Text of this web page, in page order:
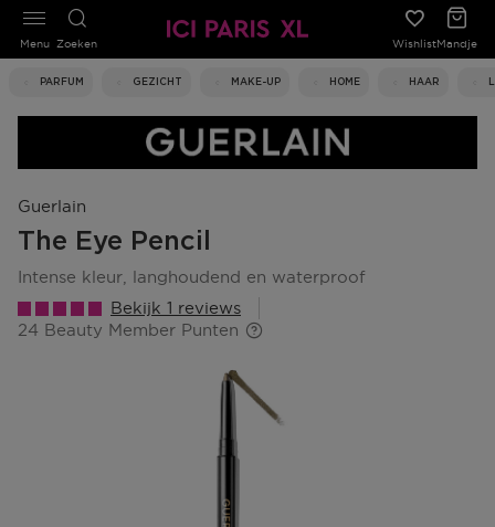
Zoeken WishlistMandje
PARFUM GEZICHT MAKE-UP HOME HAAR
Menu
Guerlain
The Eye Pencil
intense kleur, langhoudend en waterproof
Bekijk 1 reviews
24 Beauty Member Punten